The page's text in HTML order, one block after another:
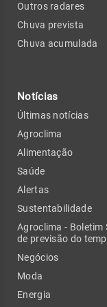
Outros radares
Chuva prevista
Chuva acumulada
Notícias
Últimas notícias
Agroclima
Alimentação
Saúde
Alertas
Sustentabilidade
Agroclima - Boletim
de previsão do
Negócios
Moda
Energia